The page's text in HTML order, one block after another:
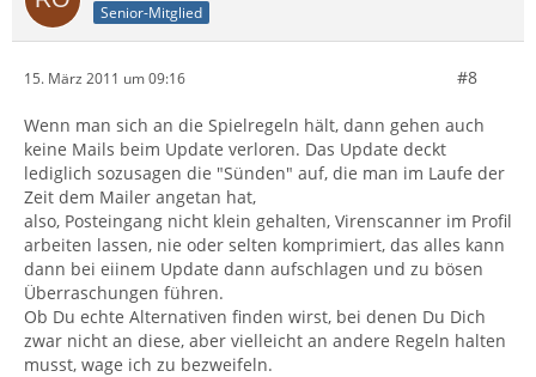
Senior-Mitglied
15. März 2011 um 09:16 #8
Wenn man sich an die Spielregeln hält, dann gehen auch
keine Mails beim Update verloren. Das Update deckt
lediglich sozusagen die "Sünden" auf, die man im Laufe der
Zeit dem Mailer angetan hat,
also, Posteingang nicht klein gehalten, Virenscanner im Profil
arbeiten lassen, nie oder selten komprimiert, das alles kann
dann bei eiinem Update dann aufschlagen und zu bösen
Überraschungen führen.
Ob Du echte Alternativen finden wirst, bei denen Du Dich
zwar nicht an diese, aber vielleicht an andere Regeln halten
musst, wage ich zu bezweifeln.